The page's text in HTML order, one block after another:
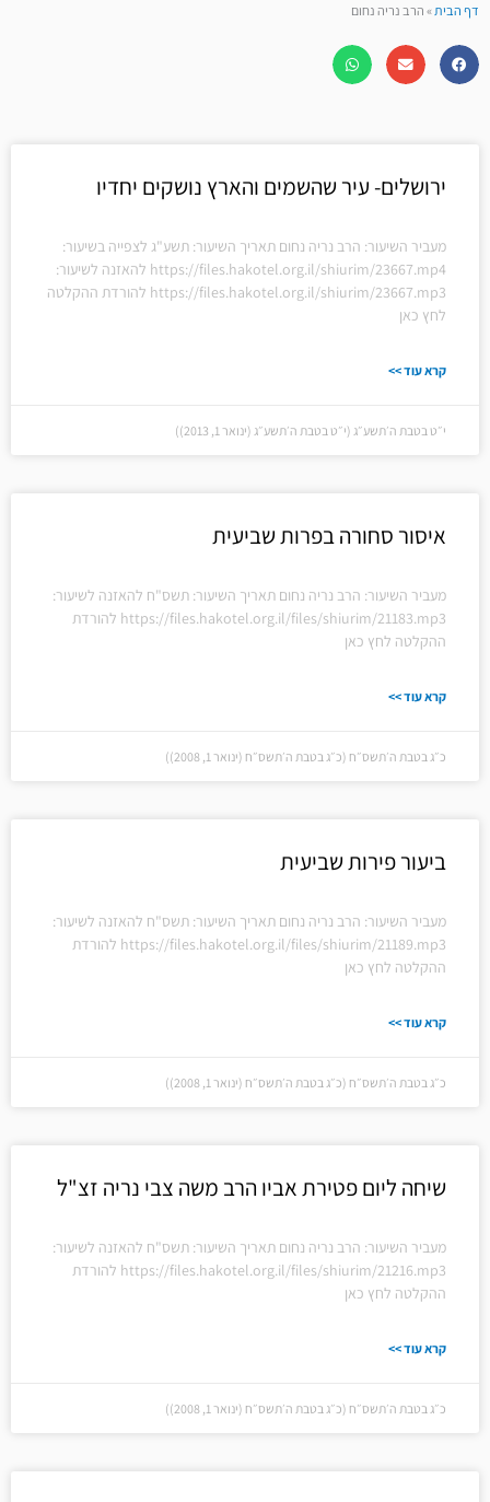
דף הבית»הרב נריה נחום
ירושלים- עיר שהשמים והארץ נושקים יחדיו
מעביר השיעור: הרב נריה נחום תאריך השיעור: תשע"ג לצפייה בשיעור:
https://files.hakotel.org.il/shiurim/23667.mp4 להאזנה לשיעור:
https://files.hakotel.org.il/shiurim/23667.mp3 להורדת ההקלטה
לחץ כאן
קרא עוד >>
י״ט בטבת ה׳תשע״ג (י״ט בטבת ה׳תשע״ג (ינואר 1, 2013))
איסור סחורה בפרות שביעית
מעביר השיעור: הרב נריה נחום תאריך השיעור: תשס"ח להאזנה לשיעור:
https://files.hakotel.org.il/files/shiurim/21183.mp3 להורדת
ההקלטה לחץ כאן
קרא עוד >>
כ״ג בטבת ה׳תשס״ח (כ״ג בטבת ה׳תשס״ח (ינואר 1, 2008))
ביעור פירות שביעית
מעביר השיעור: הרב נריה נחום תאריך השיעור: תשס"ח להאזנה לשיעור:
https://files.hakotel.org.il/files/shiurim/21189.mp3 להורדת
ההקלטה לחץ כאן
קרא עוד >>
כ״ג בטבת ה׳תשס״ח (כ״ג בטבת ה׳תשס״ח (ינואר 1, 2008))
שיחה ליום פטירת אביו הרב משה צבי נריה זצ"ל
מעביר השיעור: הרב נריה נחום תאריך השיעור: תשס"ח להאזנה לשיעור:
https://files.hakotel.org.il/files/shiurim/21216.mp3 להורדת
ההקלטה לחץ כאן
קרא עוד >>
כ״ג בטבת ה׳תשס״ח (כ״ג בטבת ה׳תשס״ח (ינואר 1, 2008))